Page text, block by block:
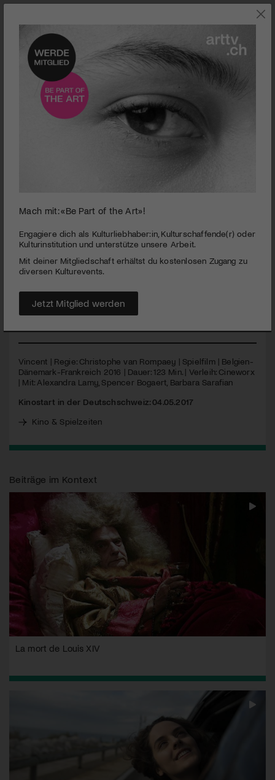
seconds
minutes,
seconds
Vincent
PUBLIZIERT AM 3. MAI 2017
Nervenzusammenbruchs. Mittendrin der Teenager Vincent, ein
passionierter Umweltaktivist, Veganer und von ganzem
Zustand der Welt aufmerksam zu machen, hat er die
ultimative Lösung parat: Selbstverbrennung.
Vincent | Regie: Christophe van Rompaey | Spielfilm | Belgien-
Dänemark-Frankreich 2016 | Dauer: 123 Min. | Verleih: Cineworx
| Mit: Alexandra Lamy, Spencer Bogaert, Barbara Sarafian
Kinostart in der Deutschschweiz: 04.05.2017
Kino & Spielzeiten
Beiträge im Kontext
La mort de Louis XIV
Mach mit: «Be Part of the Art»!
Engagiere dich als Kulturliebhaber:in, Kulturschaffende(r) oder
Kulturinstitution und unterstütze unsere Arbeit.
Mit deiner Mitgliedschaft erhältst du kostenlosen Zugang zu
diversen Kulturevents.
Jetzt Mitglied werden